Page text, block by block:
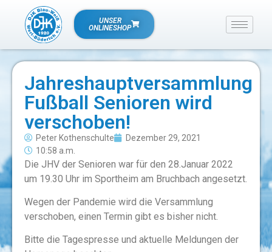
UNSER
ONLINESHOP
Jahreshauptversammlung
Fußball Senioren wird
verschoben!
Peter Kothenschulte
Dezember 29, 2021
10:58 a.m.
Die JHV der Senioren war für den 28.Januar 2022
um 19.30 Uhr im Sportheim am Bruchbach angesetzt.
Wegen der Pandemie wird die Versammlung
verschoben, einen Termin gibt es bisher nicht.
Bitte die Tagespresse und aktuelle Meldungen der